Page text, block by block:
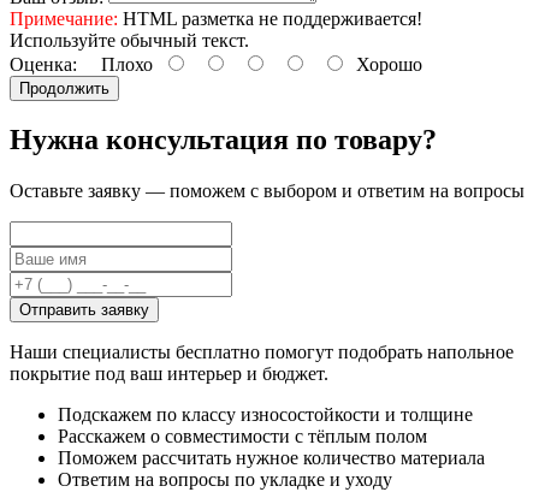
Примечание: HTML разметка не поддерживается!
Используйте обычный текст.
Оценка: Плохо Хорошо
Продолжить
Нужна консультация по товару?
Оставьте заявку — поможем с выбором и ответим на вопросы
Отправить заявку
Наши специалисты бесплатно помогут подобрать напольное
покрытие под ваш интерьер и бюджет.
Подскажем по классу износостойкости и толщине
Расскажем о совместимости с тёплым полом
Поможем рассчитать нужное количество материала
Ответим на вопросы по укладке и уходу